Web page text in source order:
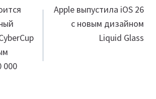
000
Apple выпустила iOS 26
с новым дизайном
Liquid Glass